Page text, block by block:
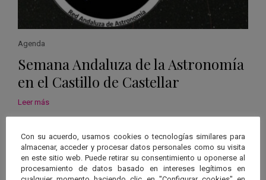
Agenda
Semana Andaluza de la Astronomía
en el Castillo de Castellar
Leer más
Con su acuerdo, usamos cookies o tecnologías similares para
almacenar, acceder y procesar datos personales como su visita
en este sitio web. Puede retirar su consentimiento u oponerse al
procesamiento de datos basado en intereses legítimos en